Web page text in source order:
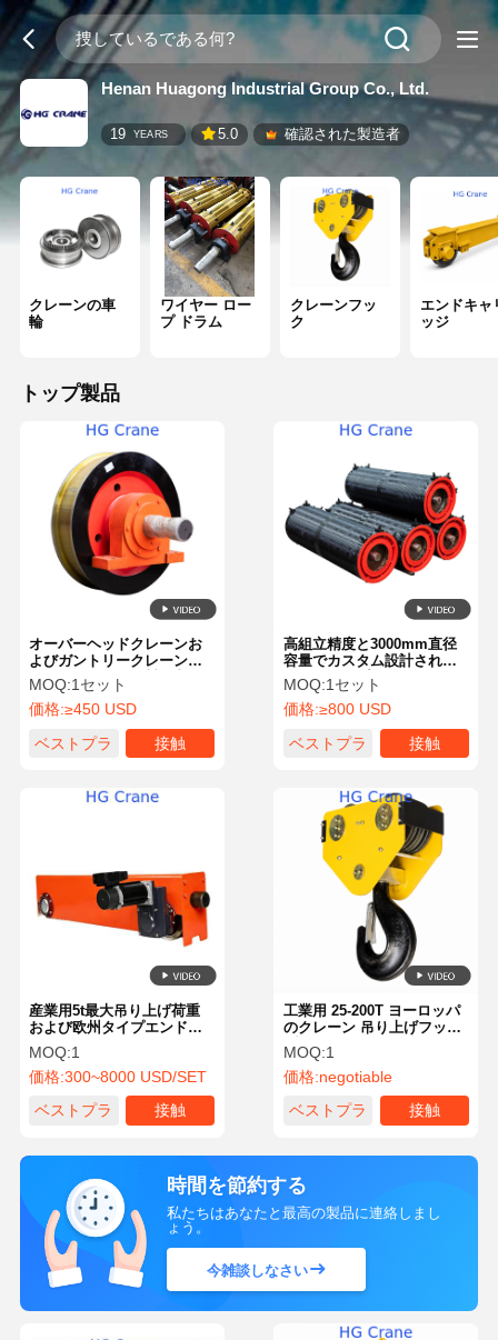
Henan Huagong Industrial Group Co., Ltd.
19 YEARS 5.0 確認された製造者
クレーンの車
輪
ワイヤー ロー
プ ドラム
クレーンフッ
ク
エンドキャ
ッジ
トップ製品
オーバーヘッドクレーンお
よびガントリークレーン用
のZG430-640鋳鋼製、直径
範囲300-2300mm、表面硬
度HB 300-350の鋼製クレー
MOQ:1セット
価格:≥450 USD
ベストプラ
接触
高組立精度と3000mm直径
容量でカスタム設計された
ワイヤロープドラム クレー
ンホイストトロッリー
MOQ:1セット
価格:≥800 USD
ベストプラ
接触
産業用5t最大吊り上げ荷重
および欧州タイプエンドキ
ャリッジ付き電動ホイスト
オーバーヘッドクレーン
MOQ:1
価格:300~8000 USD/SET
ベストプラ
接触
工業用 25-200T ヨーロッパ
のクレーン 吊り上げフック
ブロック
MOQ:1
価格:negotiable
ベストプラ
接触
時間を節約する
私たちはあなたと最高の製品に連絡しまし
ょう。
今雑談しなさい